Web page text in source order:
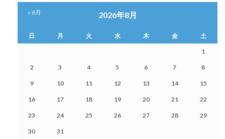
2026年8月
日 月 火 水 木 金 土
1
2 3 4 5 6 7 8
9 10 11 12 13 14 15
16 17 18 19 20 21 22
23 24 25 26 27 28 29
30 31
« 6月